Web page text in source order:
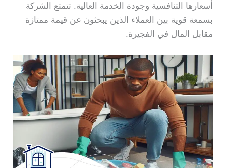
أسعارها التنافسية وجودة الخدمة العالية. تتمتع الشركة
بسمعة قوية بين العملاء الذين يبحثون عن قيمة ممتازة
مقابل المال في الفجيرة.